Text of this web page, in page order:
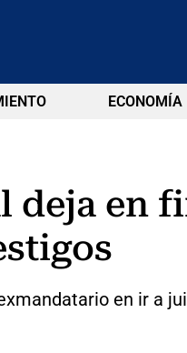
ECONOMÍA
en
en ir a